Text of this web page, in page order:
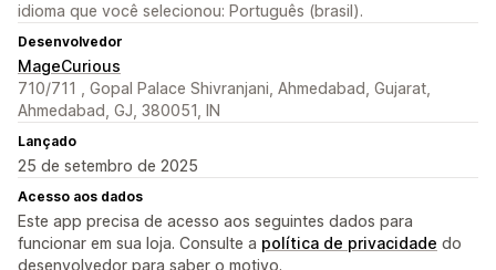
idioma que você selecionou: Português (brasil).
Desenvolvedor
MageCurious
710/711 , Gopal Palace Shivranjani, Ahmedabad, Gujarat,
Ahmedabad, GJ, 380051, IN
Lançado
25 de setembro de 2025
Acesso aos dados
Este app precisa de acesso aos seguintes dados para
funcionar em sua loja. Consulte a política de privacidade do
desenvolvedor para saber o motivo.